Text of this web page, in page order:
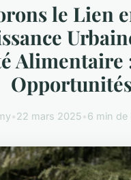
le Lien
Alimentaire
•22 mars 2025•6 min de